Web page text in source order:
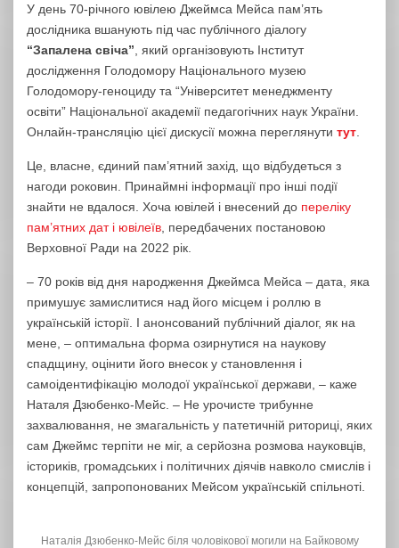
У день 70-річного ювілею Джеймса Мейса пам’ять
дослідника вшанують під час публічного діалогу
“Запалена свіча” , який організовують Інститут
дослідження Голодомору Національного музею
Голодомору-геноциду та “Університет менеджменту
освіти” Національної академії педагогічних наук України.
Онлайн-трансляцію цієї дискусії можна переглянути тут
Це, власне, єдиний пам’ятний захід, що відбудеться з
нагоди роковин. Принаймні інформації про інші події
знайти не вдалося. Хоча ювілей і внесений до переліку
пам’ятних дат і ювілеїв , передбачених постановою
Верховної Ради на 2022 рік.
– 70 років від дня народження Джеймса Мейса – дата, яка
примушує замислитися над його місцем і роллю в
українській історії. І анонсований публічний діалог, як на
мене, – оптимальна форма озирнутися на наукову
спадщину, оцінити його внесок у становлення і
самоідентифікацію молодої української держави, – каже
Наталя Дзюбенко-Мейс. – Не урочисте трибунне
захвалювання, не змагальність у патетичній риториці, яких
сам Джеймс терпіти не міг, а серйозна розмова науковців,
істориків, громадських і політичних діячів навколо смислів і
концепцій, запропонованих Мейсом українській спільноті.
Наталія Дзюбенко-Мейс біля чоловікової могили на Байковому